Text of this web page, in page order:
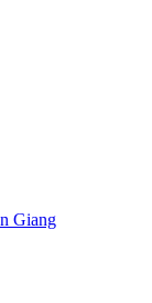
Giang